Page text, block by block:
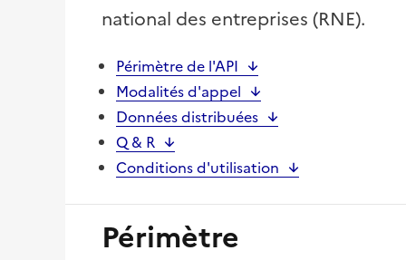
national des entreprises (RNE).
Périmètre de l'API
Modalités d'appel
Données distribuées
Q & R
Conditions d'utilisation
Périmètre